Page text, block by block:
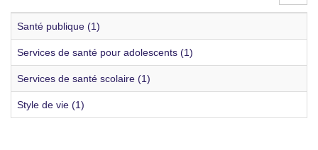
Santé publique (1)
Services de santé pour adolescents (1)
Services de santé scolaire (1)
Style de vie (1)